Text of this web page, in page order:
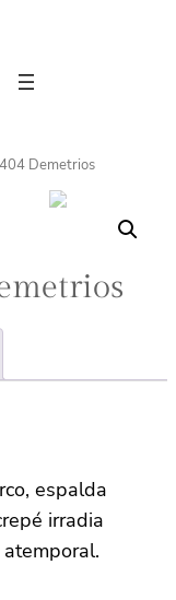
Demetrios
espalda
irradia